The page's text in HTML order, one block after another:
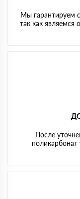
Мы гарантируем
так как
После
поликарбонат